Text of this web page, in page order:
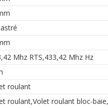
Mhz RTS,433,42 Mhz Hz
roulant
roulant,Volet roulant bloc-